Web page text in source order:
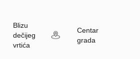
Blizu
dečijeg
vrtića
Centar
grada